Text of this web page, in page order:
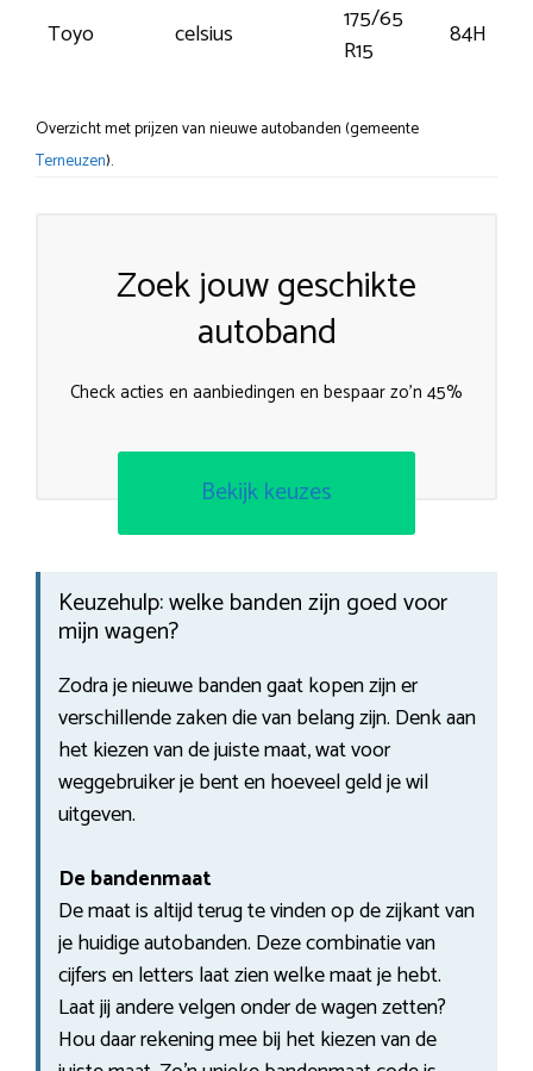
Toyo celsius
175/65
R15
84H
Overzicht met prijzen van nieuwe autobanden (gemeente
Terneuzen).
Zoek jouw geschikte
autoband
Check acties en aanbiedingen en bespaar zo’n 45%
Bekijk keuzes
Keuzehulp: welke banden zijn goed voor
mijn wagen?
Zodra je nieuwe banden gaat kopen zijn er
verschillende zaken die van belang zijn. Denk aan
het kiezen van de juiste maat, wat voor
weggebruiker je bent en hoeveel geld je wil
uitgeven.
De bandenmaat
De maat is altijd terug te vinden op de zijkant van
je huidige autobanden. Deze combinatie van
cijfers en letters laat zien welke maat je hebt.
Laat jij andere velgen onder de wagen zetten?
Hou daar rekening mee bij het kiezen van de